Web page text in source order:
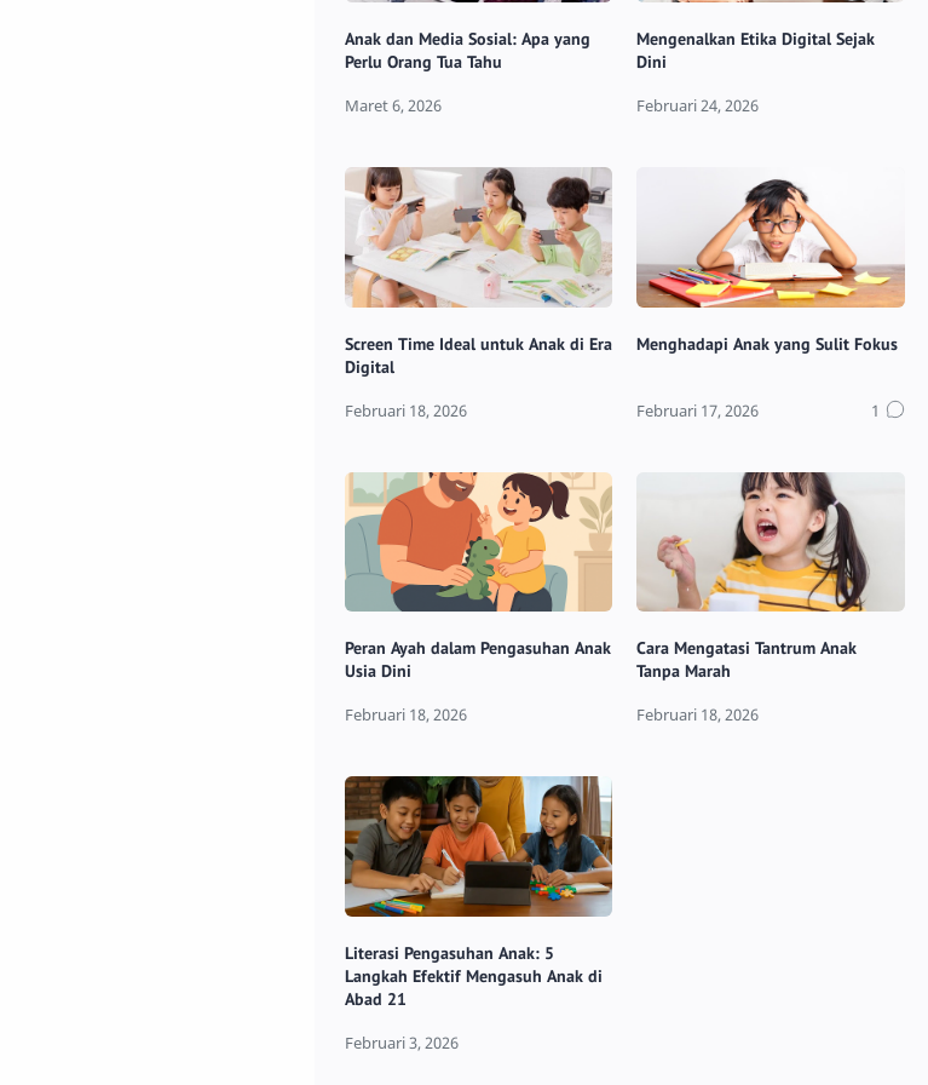
Anak dan Media Sosial: Apa yang
Perlu Orang Tua Tahu
Mengenalkan Etika Digital Sejak
Dini
Screen Time Ideal untuk Anak di Era
Digital
Menghadapi Anak yang Sulit Fokus
Peran Ayah dalam Pengasuhan Anak
Usia Dini
Cara Mengatasi Tantrum Anak
Tanpa Marah
Literasi Pengasuhan Anak: 5
Langkah Efektif Mengasuh Anak di
Abad 21